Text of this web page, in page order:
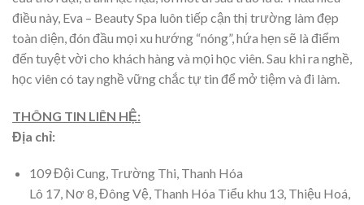
điều này, Eva – Beauty Spa luôn tiếp cận thị trường làm đẹp
toàn diện, đón đầu mọi xu hướng “nóng”, hứa hẹn sẽ là điểm
đến tuyệt vời cho khách hàng và mọi học viên. Sau khi ra nghề,
học viên có tay nghề vững chắc tự tin để mở tiệm và đi làm.
THÔNG TIN LIÊN HỆ:
Địa chỉ:
109 Đội Cung, Trường Thi, Thanh Hóa
Lô 17, Nơ 8, Đông Vệ, Thanh Hóa Tiểu khu 13, Thiệu Hoá,